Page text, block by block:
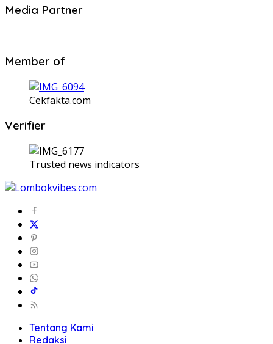
Media Partner
Member of
Cekfakta.com
Verifier
Trusted news indicators
Tentang Kami
Redaksi